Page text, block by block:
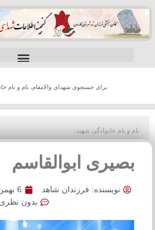
برای جستجوی شهدای والامقام، نام و نام
بصیری ابوالقاسم
نویسنده: فرزندان شاهد 6 بهمن 1401
بدون نظری